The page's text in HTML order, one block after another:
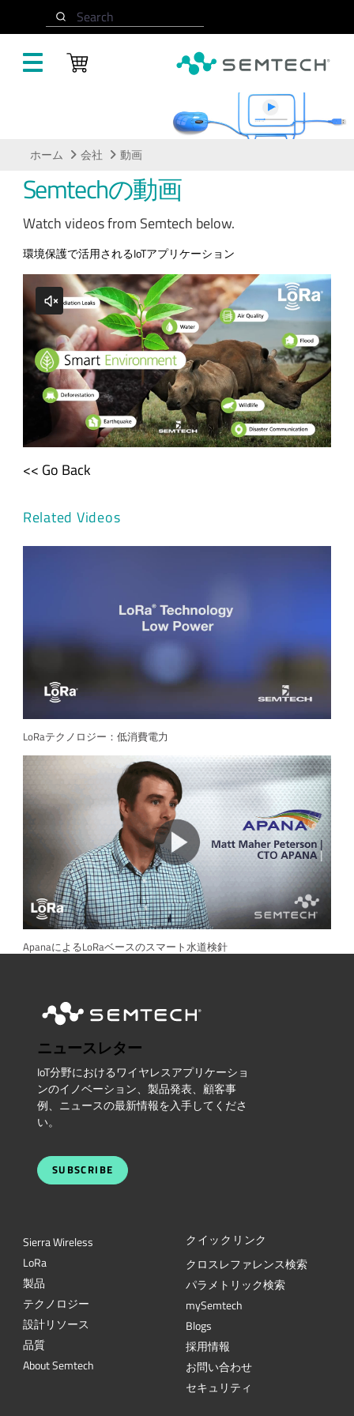
Search
ホーム 会社 動画
Semtechの動画
Watch videos from Semtech below.
環境保護で活用されるIoTアプリケーション
<< Go Back
Related Videos
LoRaテクノロジー：低消費電力
ApanaによるLoRaベースのスマート水道検針
ニュースレター
IoT分野におけるワイヤレスアプリケーショ
ンのイノベーション、製品発表、顧客事
例、ニュースの最新情報を入手してくださ
い。
SUBSCRIBE
Sierra Wireless
LoRa
製品
テクノロジー
設計リソース
品質
About Semtech
クイックリンク
クロスレファレンス検索
パラメトリック検索
mySemtech
Blogs
採用情報
お問い合わせ
セキュリティ